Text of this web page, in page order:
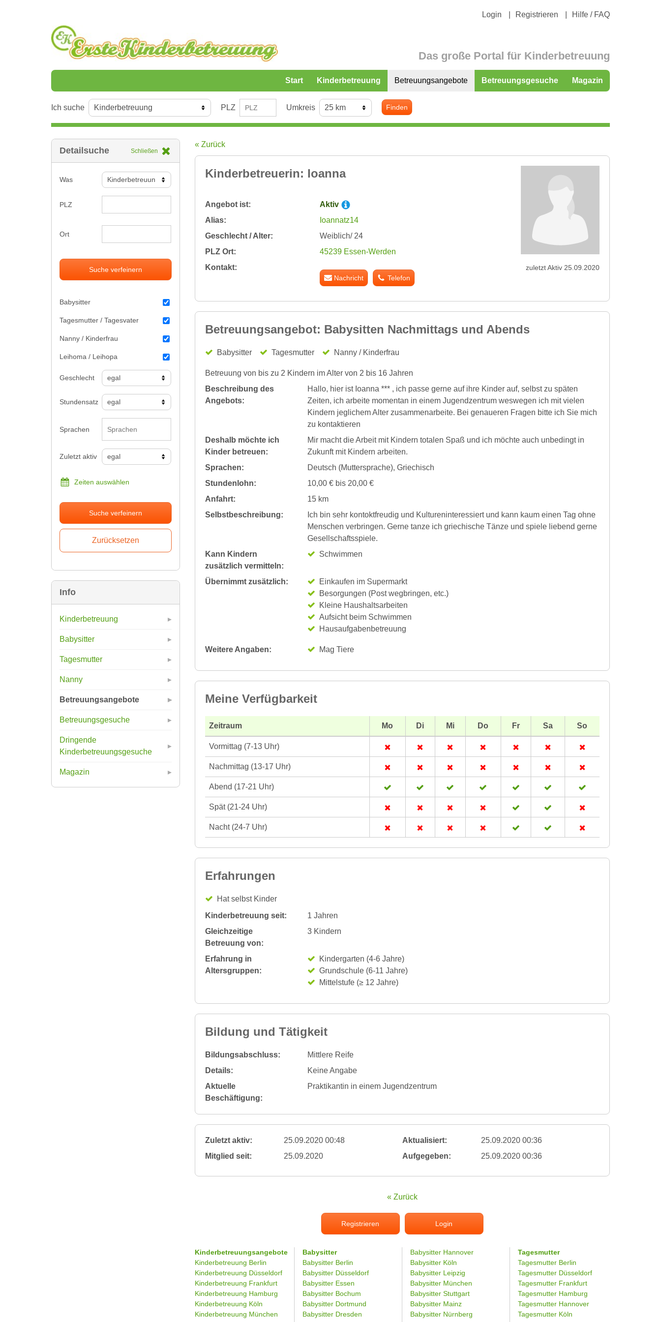
Login Registrieren Hilfe / FAQ
Das große Portal für Kinderbetreuung
Start Kinderbetreuung Betreuungsangebote Betreuungsgesuche Magazin
Ich suche PLZ Umkreis Finden
Detailsuche Schließen
Was
PLZ
Ort
Suche verfeinern
Babysitter
Tagesmutter / Tagesvater
Nanny / Kinderfrau
Leihoma / Leihopa
Geschlecht
Stundensatz
Sprachen
Zuletzt aktiv
Zeiten auswählen
Suche verfeinern
Info
Kinderbetreuung
Babysitter
Tagesmutter
Nanny
Betreuungsangebote
Betreuungsgesuche
Dringende
Kinderbetreuungsgesuche
Magazin
« Zurück
Kinderbetreuerin: Ioanna
Angebot ist:
Aktiv
Alias:
Ioannatz14
Geschlecht / Alter:
Weiblich/ 24
PLZ Ort:
45239 Essen-Werden
Kontakt:
Nachricht Telefon
zuletzt Aktiv 25.09.2020
Betreuungsangebot: Babysitten Nachmittags und Abends
Babysitter Tagesmutter Nanny / Kinderfrau
Betreuung von bis zu 2 Kindern im Alter von 2 bis 16 Jahren
Beschreibung des
Angebots:
Hallo, hier ist Ioanna *** , ich passe gerne auf ihre Kinder auf, selbst zu späten
Zeiten, ich arbeite momentan in einem Jugendzentrum weswegen ich mit vielen
Kindern jeglichem Alter zusammenarbeite. Bei genaueren Fragen bitte ich Sie mich
zu kontaktieren
Deshalb möchte ich
Kinder betreuen:
Mir macht die Arbeit mit Kindern totalen Spaß und ich möchte auch unbedingt in
Zukunft mit Kindern arbeiten.
Sprachen:
Deutsch (Muttersprache), Griechisch
Stundenlohn:
10,00 € bis 20,00 €
Anfahrt:
15 km
Selbstbeschreibung:
Ich bin sehr kontoktfreudig und Kultureninteressiert und kann kaum einen Tag ohne
Menschen verbringen. Gerne tanze ich griechische Tänze und spiele liebend gerne
Gesellschaftsspiele.
Kann Kindern
zusätzlich vermitteln:
Schwimmen
Übernimmt zusätzlich:
Einkaufen im Supermarkt
Besorgungen (Post wegbringen, etc.)
Kleine Haushaltsarbeiten
Aufsicht beim Schwimmen
Hausaufgabenbetreuung
Weitere Angaben: Mag Tiere
Meine Verfügbarkeit
Zeitraum Mo Di Mi Do Fr Sa So
Vormittag (7-13 Uhr)
Nachmittag (13-17 Uhr)
Abend (17-21 Uhr)
Spät (21-24 Uhr)
Nacht (24-7 Uhr)
Erfahrungen
Hat selbst Kinder
Kinderbetreuung seit:
1 Jahren
Gleichzeitige
Betreuung von:
3 Kindern
Erfahrung in
Altersgruppen:
Kindergarten (4-6 Jahre)
Grundschule (6-11 Jahre)
Mittelstufe (≥ 12 Jahre)
Bildung und Tätigkeit
Bildungsabschluss:
Mittlere Reife
Details:
Keine Angabe
Aktuelle
Beschäftigung:
Praktikantin in einem Jugendzentrum
Zuletzt aktiv: 25.09.2020 00:48 Aktualisiert:
25.09.2020 00:36
Mitglied seit:
25.09.2020 Aufgegeben: 25.09.2020 00:36
« Zurück
Registrieren Login
Kinderbetreuungsangebote
Kinderbetreuung Berlin
Kinderbetreuung Düsseldorf
Kinderbetreuung Frankfurt
Kinderbetreuung Hamburg
Kinderbetreuung Köln
Kinderbetreuung München
Babysitter
Babysitter Berlin
Babysitter Düsseldorf
Babysitter Essen
Babysitter Bochum
Babysitter Dortmund
Babysitter Dresden
Babysitter Hannover
Babysitter Köln
Babysitter Leipzig
Babysitter München
Babysitter Stuttgart
Babysitter Mainz
Babysitter Nürnberg
Tagesmutter
Tagesmutter Berlin
Tagesmutter Düsseldorf
Tagesmutter Frankfurt
Tagesmutter Hamburg
Tagesmutter Hannover
Tagesmutter Köln